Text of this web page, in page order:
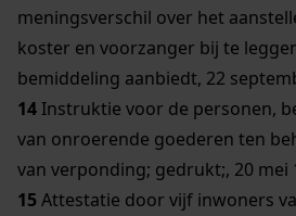
meningsverschil over het
koster en voorzanger bij te
bemiddeling aanbiedt, 22
14 Instruktie voor de personen,
van onroerende goederen ten
van verponding; gedrukt;, 20 mei
15Attestatie door vijf inwoners